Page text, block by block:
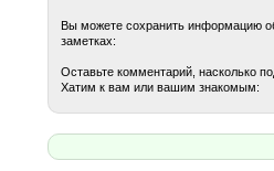
Вы можете сохранить информацию
заметках:
Оставьте комментарий, насколько
Хатим к вам или вашим знакомым: